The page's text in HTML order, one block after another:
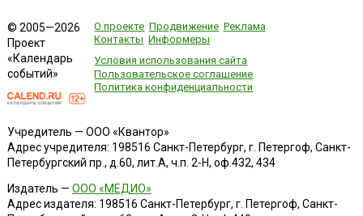
© 2005—2026
Проект
«Календарь
событий»
О проекте Продвижение Реклама
Контакты Информеры
Условия использования сайта
Пользовательское соглашение
Политика конфиденциальности
Учредитель — ООО «Квантор»
Адрес учредителя: 198516 Санкт-Петербург, г. Петергоф, Санкт-
Петербургский пр., д.60, лит.А, ч.п. 2-Н, оф.432, 434
Издатель — ООО «МЕДИО»
Адрес издателя: 198516 Санкт-Петербург, г. Петергоф, Санкт-